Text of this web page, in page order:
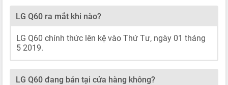
LG Q60 ra mắt khi nào?
LG Q60 chính thức lên kệ vào Thứ Tư, ngày 01 tháng
5 2019.
LG Q60 đang bán tại cửa hàng không?